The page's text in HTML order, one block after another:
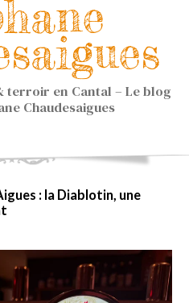
terroir en Cantal – Le blog
Chaudesaigues
: la Diablotin, une